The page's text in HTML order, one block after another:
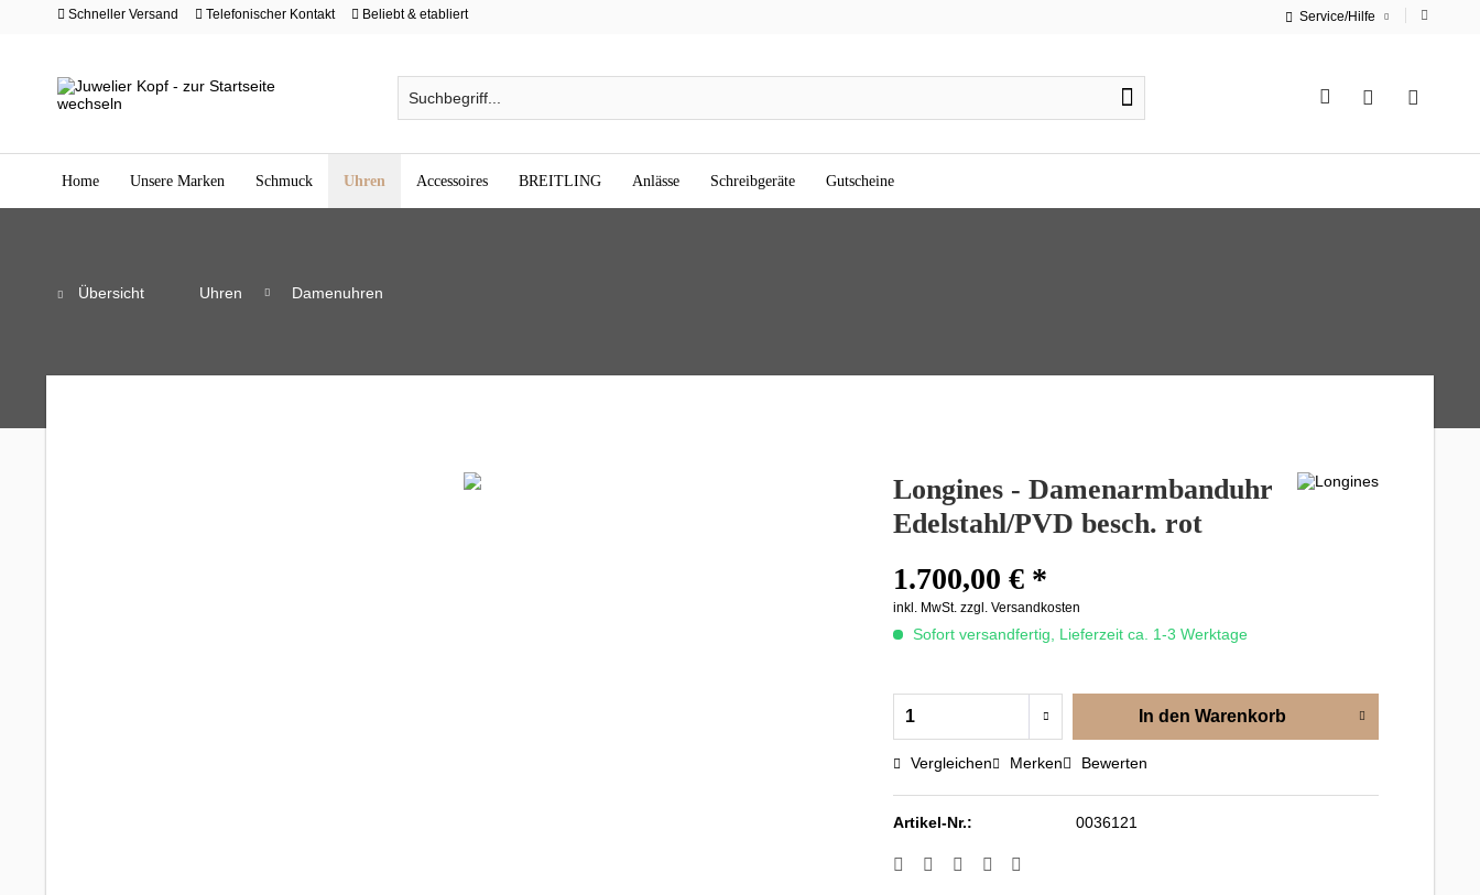
Schneller Versand Telefonischer Kontakt Beliebt & etabliert Service/Hilfe
Home Unsere Marken Schmuck Uhren Accessoires BREITLING Anlässe Schreibgeräte Gutscheine
Übersicht Uhren Damenuhren
Longines - Damenarmbanduhr
Edelstahl/PVD besch. rot
1.700,00 € *
inkl. MwSt.zzgl. Versandkosten
Sofort versandfertig, Lieferzeit ca. 1-3 Werktage
In den Warenkorb
Vergleichen Merken Bewerten
Artikel-Nr.: 0036121